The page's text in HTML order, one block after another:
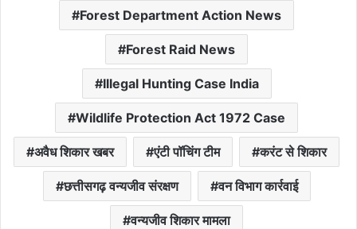
Forest Department Action News
Forest Raid News
Illegal Hunting Case India
Wildlife Protection Act 1972 Case
अवैध शिकार खबर एंटी पॉचिंग टीम करंट से शिकार
छत्तीसगढ़ वन्यजीव संरक्षण वन विभाग कार्रवाई
वन्यजीव शिकार मामला